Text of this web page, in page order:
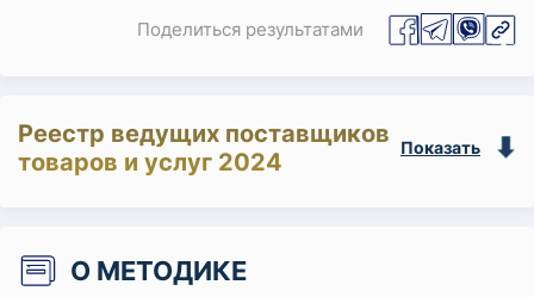
Поделиться результатами
Реестр ведущих поставщиков
товаров и услуг 2024
Показать
О МЕТОДИКЕ